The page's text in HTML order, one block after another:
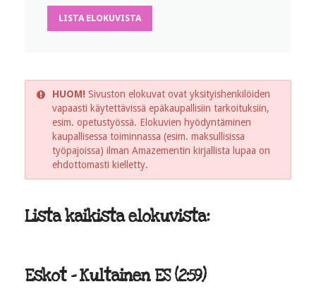
LISTA ELOKUVISTA
HUOM! Sivuston elokuvat ovat yksityishenkilöiden
vapaasti käytettävissä epäkaupallisiin tarkoituksiin,
esim. opetustyössä. Elokuvien hyödyntäminen
kaupallisessa toiminnassa (esim. maksullisissa
työpajoissa) ilman Amazementin kirjallista lupaa on
ehdottomasti kielletty.
Lista kaikista elokuvista:
Eskot - Kultainen ES (2:59)